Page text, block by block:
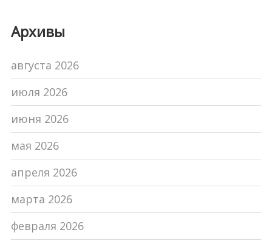
Архивы
августа 2026
июля 2026
июня 2026
мая 2026
апреля 2026
марта 2026
февраля 2026